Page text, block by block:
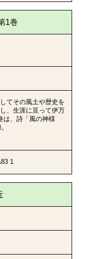
1巻
てその風土や歴史を
、生涯に亘って伊万
は、詩「風の神様
。
1